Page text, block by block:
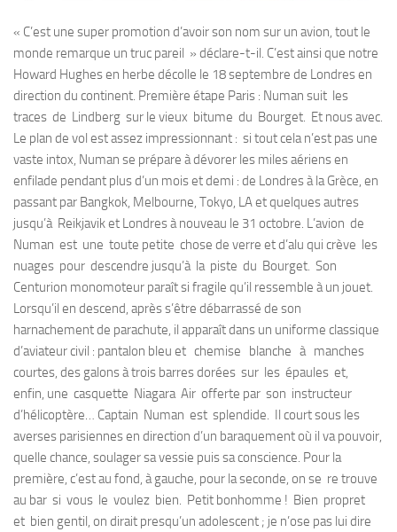
« C’est une super promotion d’avoir son nom sur un avion, tout le
monde remarque un truc pareil » déclare-t-il. C’est ainsi que notre
Howard Hughes en herbe décolle le 18 septembre de Londres en
direction du continent. Première étape Paris : Numan suit les
traces de Lindberg sur le vieux bitume du Bourget. Et nous avec.
Le plan de vol est assez impressionnant : si tout cela n’est pas une
vaste intox, Numan se prépare à dévorer les miles aériens en
enfilade pendant plus d’un mois et demi : de Londres à la Grèce, en
passant par Bangkok, Melbourne, Tokyo, LA et quelques autres
jusqu’à Reikjavik et Londres à nouveau le 31 octobre. L’avion de
Numan est une toute petite chose de verre et d’alu qui crève les
nuages pour descendre jusqu’à la piste du Bourget. Son
Centurion monomoteur paraît si fragile qu’il ressemble à un jouet.
Lorsqu’il en descend, après s’être débarrassé de son
harnachement de parachute, il apparaît dans un uniforme classique
d’aviateur civil : pantalon bleu et chemise blanche à manches
courtes, des galons à trois barres dorées sur les épaules et,
enfin, une casquette Niagara Air offerte par son instructeur
d’hélicoptère… Captain Numan est splendide. Il court sous les
averses parisiennes en direction d’un baraquement où il va pouvoir,
quelle chance, soulager sa vessie puis sa conscience. Pour la
première, c’est au fond, à gauche, pour la seconde, on se re trouve
au bar si vous le voulez bien. Petit bonhomme ! Bien propret
et bien gentil, on dirait presqu’un adolescent ; je n’ose pas lui dire